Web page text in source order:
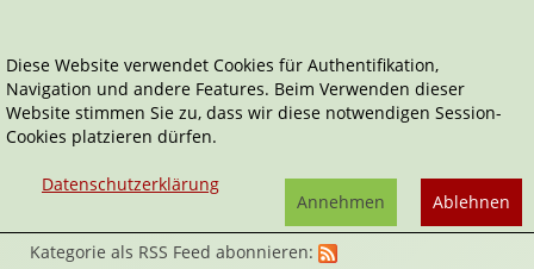
Home Belletristik Historische Romane
Kategorie als RSS Feed abonnieren:
Diese Website verwendet Cookies für Authentifikation,
Navigation und andere Features. Beim Verwenden dieser
Website stimmen Sie zu, dass wir diese notwendigen Session-
Cookies platzieren dürfen.
Datenschutzerklärung
Ablehnen
Annehmen